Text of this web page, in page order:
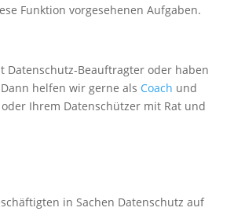
Funktion vorgesehenen Aufgaben.
Datenschutz-Beauftragter oder haben
helfen wir gerne als Coach und
Ihrem Datenschützer mit Rat und
in Sachen Datenschutz auf